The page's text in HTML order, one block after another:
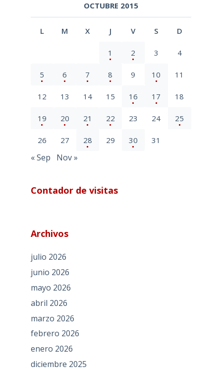
OCTUBRE 2015
L M X J V S D
1 2 3 4
5 6 7 8 9 10 11
12 13 14 15 16 17 18
19 20 21 22 23 24 25
26 27 28 29 30 31
« Sep Nov »
Contador de visitas
Archivos
julio 2026
junio 2026
mayo 2026
abril 2026
marzo 2026
febrero 2026
enero 2026
diciembre 2025